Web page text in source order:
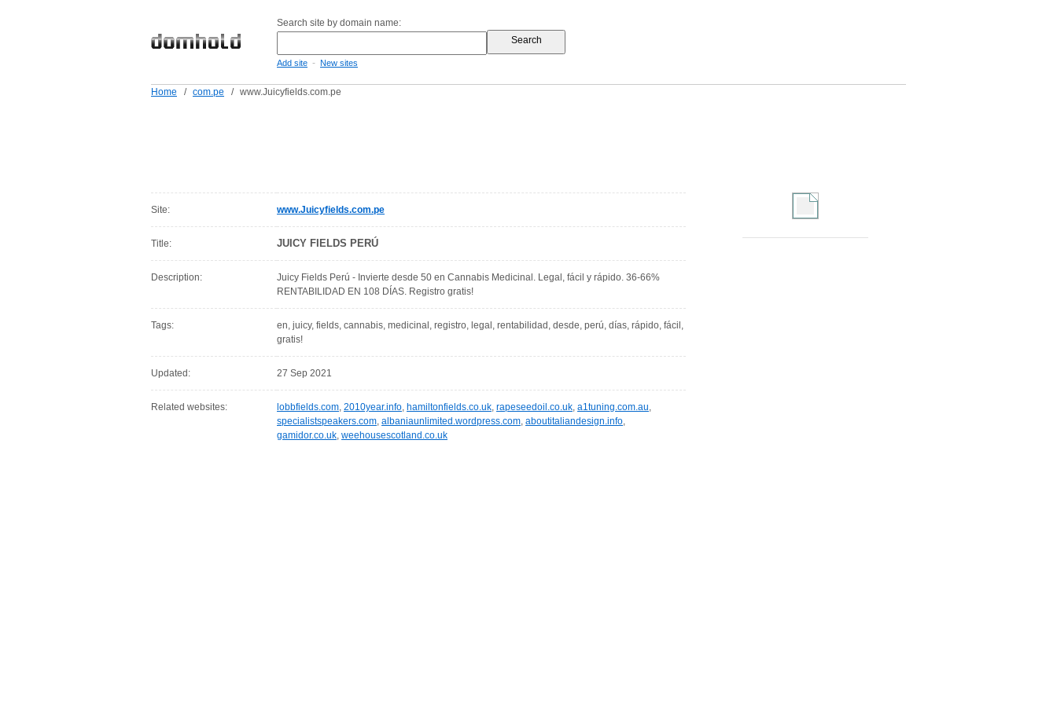
Search site by domain name:
Add site - New sites
Home / com.pe / www.Juicyfields.com.pe
Site: www.Juicyfields.com.pe
Title: JUICY FIELDS PERÚ
Description:
Juicy Fields Perú - Invierte desde 50 en Cannabis Medicinal. Legal, fácil y rápido. 36-66%
RENTABILIDAD EN 108 DÍAS. Registro gratis!
Tags:
en, juicy, fields, cannabis, medicinal, registro, legal, rentabilidad, desde, perú, días, rápido, fácil,
gratis!
Updated: 27 Sep 2021
Related websites: lobbfields.com, 2010year.info, hamiltonfields.co.uk, rapeseedoil.co.uk, a1tuning.com.au,
specialistspeakers.com, albaniaunlimited.wordpress.com, aboutitaliandesign.info,
gamidor.co.uk, weehousescotland.co.uk